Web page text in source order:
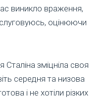
виникло враження,
оцінюючи
Сталіна зміцніла своя
середня та низова
і не хотіли різких